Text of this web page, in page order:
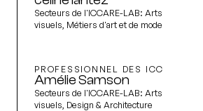
Secteurs de l'ICCARE-LAB: Arts
visuels, Métiers d'art et de mode
PROFESSIONNEL DES ICC
Amélie Samson
Secteurs de l'ICCARE-LAB: Arts
visuels, Design & Architecture